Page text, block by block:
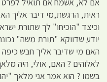
ראית, הרגשת,מי דיבר אליך
וכיצד "הוכיחו" לך שתורת
יודע שדווקא "תורת משה"
האם מי שדיבר אליך חבש כיפה
לאלוהים ? האם, אולי, היה
בשמו ? הוא אמר אני מלאך